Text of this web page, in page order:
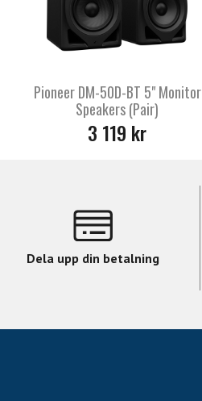
Pioneer DM-50D-BT 5" Monitor
Speakers (Pair)
3 119 kr
Dela upp din betalning